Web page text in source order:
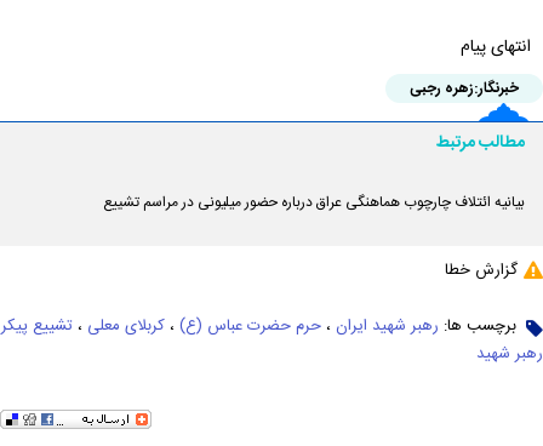
انتهای پیام
خبرنگار:زهره رجبی
مطالب مرتبط
بیانیه ائتلاف چارچوب هماهنگی عراق درباره حضور میلیونی در مراسم تشییع
گزارش خطا
برچسب ها: رهبر شهید ایران ، حرم حضرت عباس (ع) ، کربلای معلی ، تشییع پیکر
رهبر شهید